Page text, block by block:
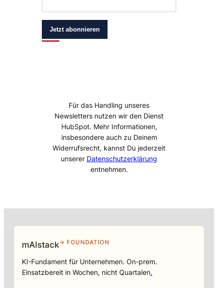
Jetzt abonnieren
Für das Handling unseres
Newsletters nutzen wir den Dienst
HubSpot. Mehr Informationen,
insbesondere auch zu Deinem
Widerrufsrecht, kannst Du jederzeit
unserer Datenschutzerklärung
entnehmen.
mAIstack→ FOUNDATION
KI-Fundament für Unternehmen. On-prem.
Einsatzbereit in Wochen, nicht Quartalen.